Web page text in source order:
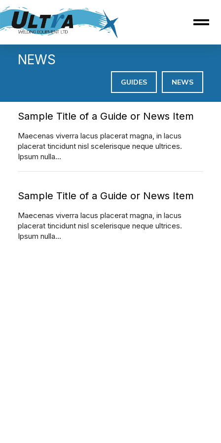
NEWS
GUIDES NEWS
Sample Title of a Guide or News Item
Maecenas viverra lacus placerat magna, in lacus
placerat tincidunt nisl scelerisque neque ultrices.
Ipsum nulla…
Sample Title of a Guide or News Item
Maecenas viverra lacus placerat magna, in lacus
placerat tincidunt nisl scelerisque neque ultrices.
Ipsum nulla…